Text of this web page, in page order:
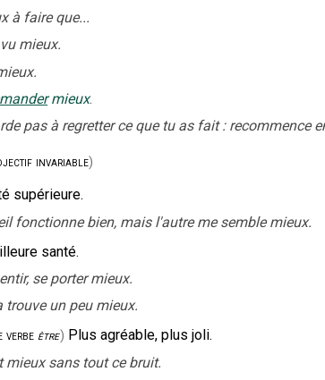
à faire que...
mieux.
mieux.
pas à regretter ce que tu as fait : recommence
invariable)
supérieure.
fonctionne bien, mais l'autre me semble mieux.
santé.
se porter mieux.
trouve un peu mieux.
verbe être) Plus agréable, plus joli.
mieux sans tout ce bruit.